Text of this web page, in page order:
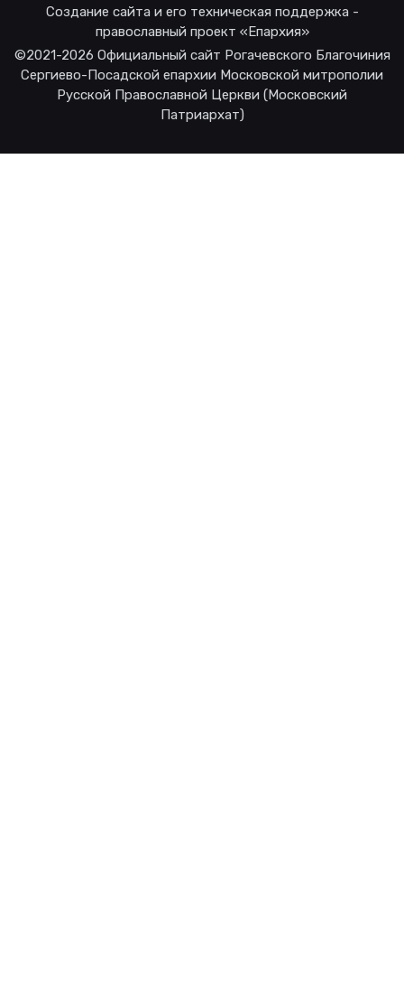
Создание сайта и его техническая поддержка -
православный проект «Епархия»
©2021-2026 Официальный сайт Рогачевского Благочиния
Сергиево-Посадской епархии Московской митрополии
Русской Православной Церкви (Московский
Патриархат)